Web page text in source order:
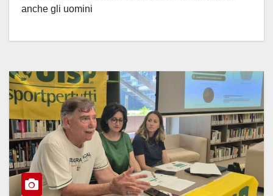
anche gli uomini